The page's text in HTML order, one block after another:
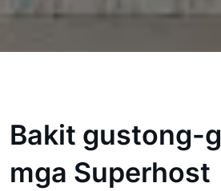
Bakit gustong-
mga Superhost